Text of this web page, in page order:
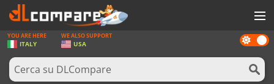
GIOCHI
PREPAGATE
Dark
mode
YOU ARE HERE
ITALY
WE ALSO SUPPORT
USA